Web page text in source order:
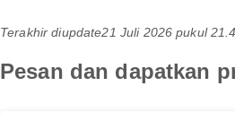
Terakhir diupdate21 Juli 2026 pukul
Pesan dan dapatkan